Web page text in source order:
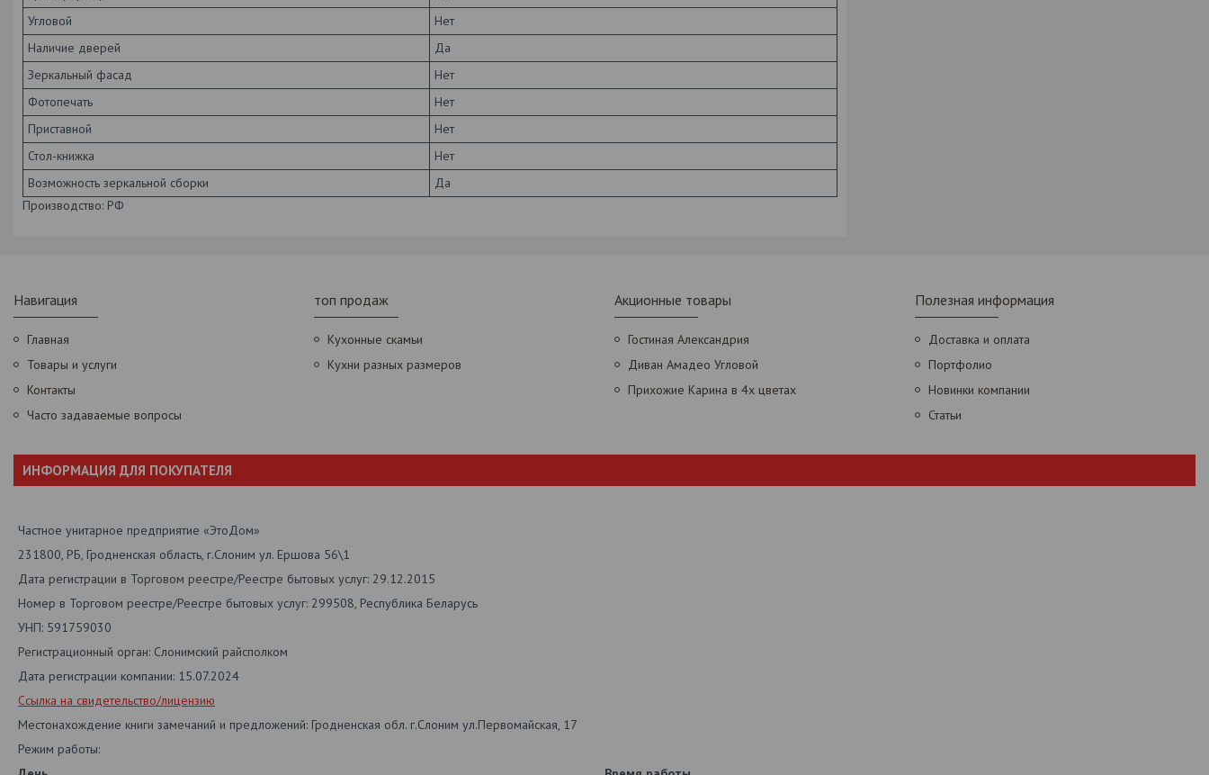
Угловой
Нет
Наличие дверей
Да
Зеркальный фасад
Нет
Фотопечать
Нет
Приставной
Нет
Стол-книжка
Нет
Возможность зеркальной сборки
Да
Производство: РФ
Навигация
Главная
Товары и услуги
Контакты
Часто задаваемые вопросы
топ продаж
Кухонные скамьи
Кухни разных размеров
Акционные товары
Гостиная Александрия
Диван Амадео Угловой
Прихожие Карина в 4х цветах
Полезная информация
Доставка и оплата
Портфолио
Новинки компании
Статьи
ИНФОРМАЦИЯ ДЛЯ ПОКУПАТЕЛЯ
Частное унитарное предприятие «ЭтоДом»
231800, РБ, Гродненская область, г.Слоним ул. Ершова 56\1
Дата регистрации в Торговом реестре/Реестре бытовых услуг: 29.12.2015
Номер в Торговом реестре/Реестре бытовых услуг: 299508, Республика Беларусь
УНП: 591759030
Регистрационный орган: Слонимский райсполком
Дата регистрации компании: 15.07.2024
Ссылка на свидетельство/лицензию
Местонахождение книги замечаний и предложений: Гродненская обл. г.Слоним ул.Первомайская, 17
Режим работы: